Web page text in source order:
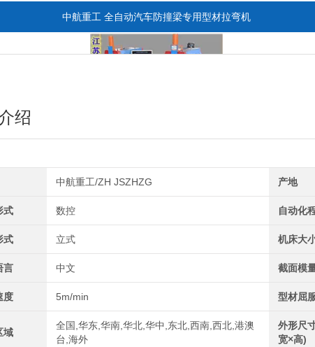
中航重工 全自动汽车防撞梁专用型材拉弯机
全自动CAD导图滚弯机
绍
中航重工/ZH JSZHZG 产地
式 数控 自动化
式 立式 机床大
言 中文 截面模
度 5m/min 型材屈
域
全国,华东,华南,华北,华中,东北,西南,西北,港澳
台,海外
外形尺
宽×高)